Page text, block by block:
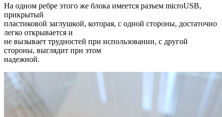
На одном ребре этого же блока имеется разъем microUSB,
прикрытый
пластиковой заглушкой, которая, с одной стороны, достаточно
легко открывается и
не вызывает трудностей при использовании, с другой
стороны, выглядит при этом
надежной.